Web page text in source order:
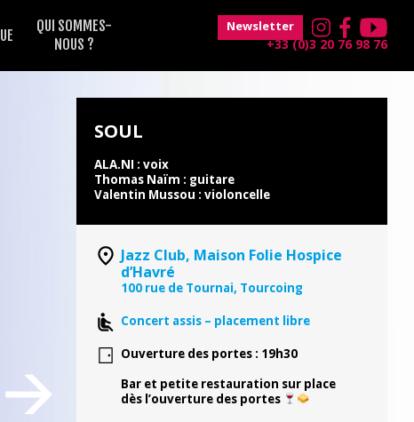
QUI SOMMES-
NOUS ?
Newsletter
+33 (0)3 20 76 98 76
SOUL
ALA.NI : voix
Thomas Naïm : guitare
Valentin Mussou : violoncelle
Jazz Club, Maison Folie Hospice
d’Havré
100 rue de Tournai, Tourcoing
Concert assis – placement libre
Ouverture des portes : 19h30
Bar et petite restauration sur place
dès l’ouverture des portes